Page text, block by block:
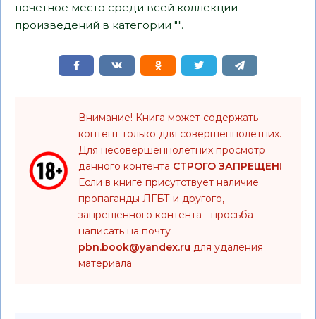
почетное место среди всей коллекции
произведений в категории "".
Внимание! Книга может содержать
контент только для совершеннолетних.
Для несовершеннолетних просмотр
данного контента СТРОГО ЗАПРЕЩЕН!
Если в книге присутствует наличие
пропаганды ЛГБТ и другого,
запрещенного контента - просьба
написать на почту
pbn.book@yandex.ru для удаления
материала